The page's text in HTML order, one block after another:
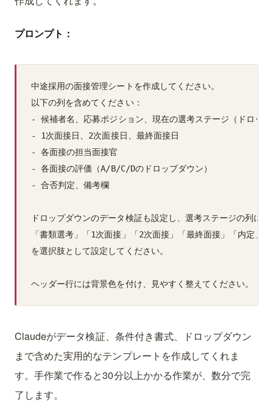
プロンプト：
中途採用の面接管理シートを作成してください。
以下の列を含めてください：
- 候補者名、応募ポジション、現在の選考ステージ（ドロッ
- 1次面接日、2次面接日、最終面接日
- 各面接の担当面接官
- 各面接の評価（A/B/C/Dのドロップダウン）
- 合否判定、備考欄
ドロップダウンのデータ検証も設定し、選考ステージの列には
「書類選考」「1次面接」「2次面接」「最終面接」「内定」
を選択肢として設定してください。
Claudeがデータ検証、条件付き書式、ドロップダウン
まで含めた実用的なテンプレートを作成してくれま
す。手作業で作ると30分以上かかる作業が、数分で完
了します。